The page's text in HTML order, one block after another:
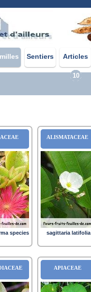
Sentiers Articles
10
species
ALISMATACEAE
sagittaria latifolia
APIACEAE